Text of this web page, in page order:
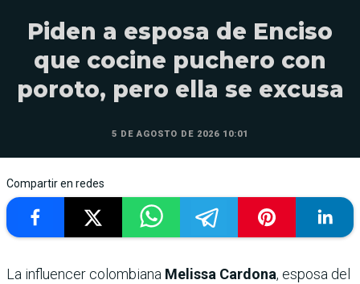
Piden a esposa de Enciso
que cocine puchero con
poroto, pero ella se excusa
5 DE AGOSTO DE 2026 10:01
Compartir en redes
La influencer colombiana Melissa Cardona, esposa del